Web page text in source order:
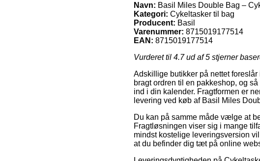
Navn: Basil Miles Double Bag –
Kategori: Cykeltasker til bag
Producent: Basil
Varenummer: 8715019177514
EAN: 8715019177514
Vurderet til 4.7ud af 5 stjerner
Adskillige butikker på nettet
bragt ordren til en pakkeshop, og
ind i din kalender. Fragtformen er
levering ved køb af Basil Miles
Du kan på samme måde vælge at
Fragtløsningen viser sig i mange
mindst kostelige leveringsversion
at du befinder dig tæt på online